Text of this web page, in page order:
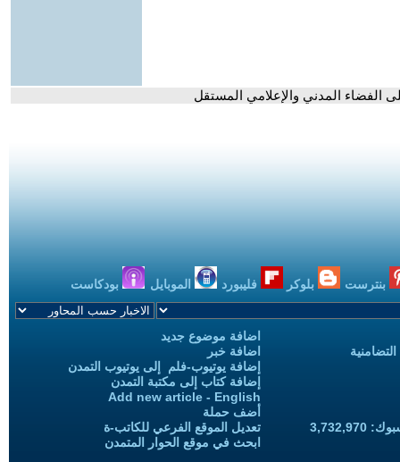
المدني والإعلامي المستقل
بنترست بلوكر فليبورد الموبايل بودكاست
اضافة موضوع جديد
اضافة خبر
إضافة يوتيوب-فلم إلى يوتيوب التمدن
إضافة كتاب إلى مكتبة التمدن
Add new article - English
أضف حملة
تعديل الموقع الفرعي للكاتب-ة
ابحث في موقع الحوار المتمدن